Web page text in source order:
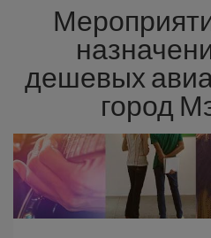
дешевых
город